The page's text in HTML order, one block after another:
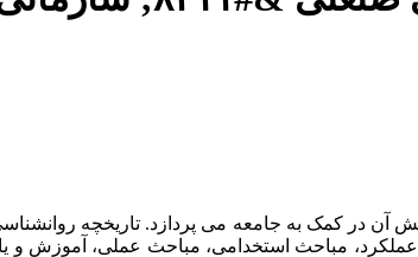
آن در کمک به جامعه می پردازد. تاریخچه
عملکرد، مباحث استخدامی، مباحث عملی،